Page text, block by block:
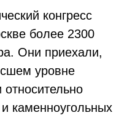
конгресс
более 2300
Они приехали,
уровне
каменноугольных